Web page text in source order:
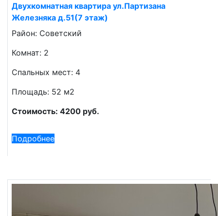
Двухкомнатная квартира ул.Партизана
Железняка д.51(7 этаж)
Район: Советский
Комнат: 2
Спальных мест: 4
Площадь: 52 м2
Стоимость: 4200 руб.
Подробнее